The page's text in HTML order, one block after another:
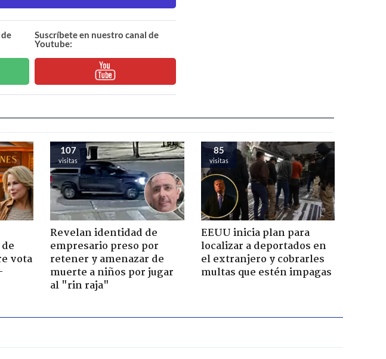
Suscríbete en nuestro canal de
Youtube:
vota
107
visitas
Revelan identidad de
empresario preso por
retener y amenazar de
muerte a niños por jugar
al "rin raja"
85
visitas
EEUU inicia plan para
localizar a deportados en
el extranjero y cobrarles
multas que estén impagas